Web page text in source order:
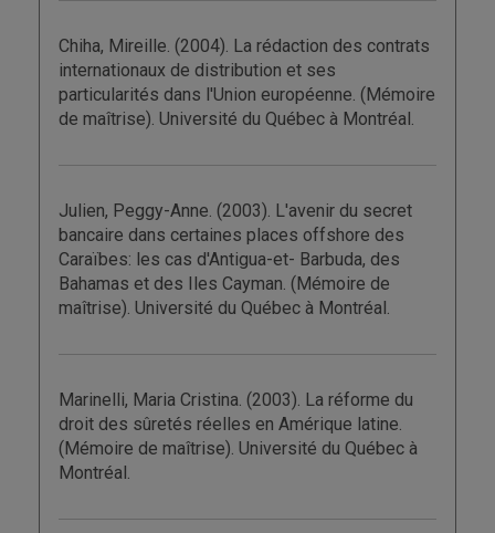
Chiha, Mireille. (2004). La rédaction des contrats
internationaux de distribution et ses
particularités dans l'Union européenne. (Mémoire
de maîtrise). Université du Québec à Montréal.
Julien, Peggy-Anne. (2003). L'avenir du secret
bancaire dans certaines places offshore des
Caraïbes: les cas d'Antigua-et- Barbuda, des
Bahamas et des Iles Cayman. (Mémoire de
maîtrise). Université du Québec à Montréal.
Marinelli, Maria Cristina. (2003). La réforme du
droit des sûretés réelles en Amérique latine.
(Mémoire de maîtrise). Université du Québec à
Montréal.